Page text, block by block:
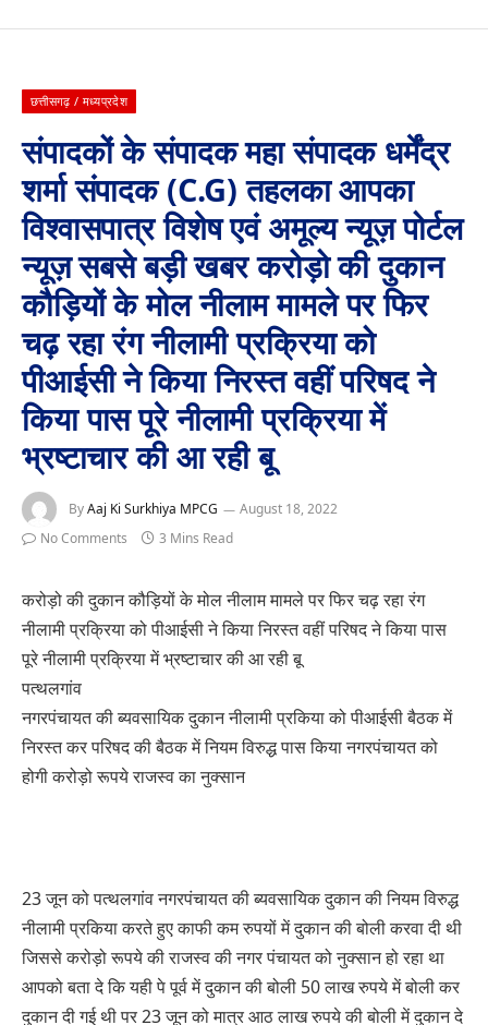
छत्तीसगढ़ / मध्यप्रदेश
संपादकों के संपादक महा संपादक धर्मेंद्र
शर्मा संपादक (C.G) तहलका आपका
विश्वासपात्र विशेष एवं अमूल्य न्यूज़ पोर्टल
न्यूज़ सबसे बड़ी खबर करोड़ो की दुकान
कौड़ियों के मोल नीलाम मामले पर फिर
चढ़ रहा रंग नीलामी प्रक्रिया को
पीआईसी ने किया निरस्त वहीं परिषद ने
किया पास पूरे नीलामी प्रक्रिया में
भ्रष्टाचार की आ रही बू
ByAaj Ki Surkhiya MPCG
August 18, 2022
No Comments
3 Mins Read
करोड़ो की दुकान कौड़ियों के मोल नीलाम मामले पर फिर चढ़ रहा रंग
नीलामी प्रक्रिया को पीआईसी ने किया निरस्त वहीं परिषद ने किया पास
पूरे नीलामी प्रक्रिया में भ्रष्टाचार की आ रही बू
पत्थलगांव
नगरपंचायत की ब्यवसायिक दुकान नीलामी प्रकिया को पीआईसी बैठक में
निरस्त कर परिषद की बैठक में नियम विरुद्ध पास किया नगरपंचायत को
होगी करोड़ो रूपये राजस्व का नुक्सान
23 जून को पत्थलगांव नगरपंचायत की ब्यवसायिक दुकान की नियम विरुद्ध
नीलामी प्रकिया करते हुए काफी कम रुपयों में दुकान की बोली करवा दी थी
जिससे करोड़ो रूपये की राजस्व की नगर पंचायत को नुक्सान हो रहा था
आपको बता दे कि यही पे पूर्व में दुकान की बोली 50 लाख रुपये में बोली कर
दुकान दी गई थी पर 23 जून को मात्र आठ लाख रुपये की बोली में दुकान दे